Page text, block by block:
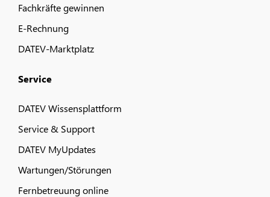
Fachkräfte gewinnen
E-Rechnung
DATEV-Marktplatz
Service
DATEV Wissensplattform
Service & Support
DATEV MyUpdates
Wartungen/Störungen
Fernbetreuung online